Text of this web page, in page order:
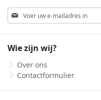
Abonneer
u
op
nieuwsbrief
Wie zijn wij?
Over ons
Contactformulier